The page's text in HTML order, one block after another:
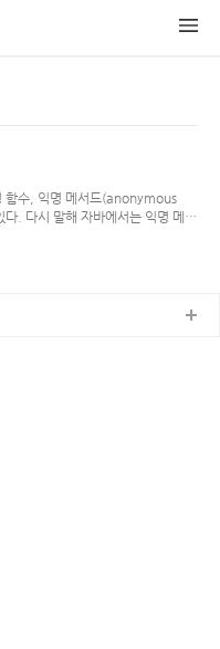
함수, 익명 메서드(anonymous
. 다시 말해 자바에서는 익명 메서
하면 된다. (int x, int y) -> x + y
. body는 단독으로 표현 하거나 { }